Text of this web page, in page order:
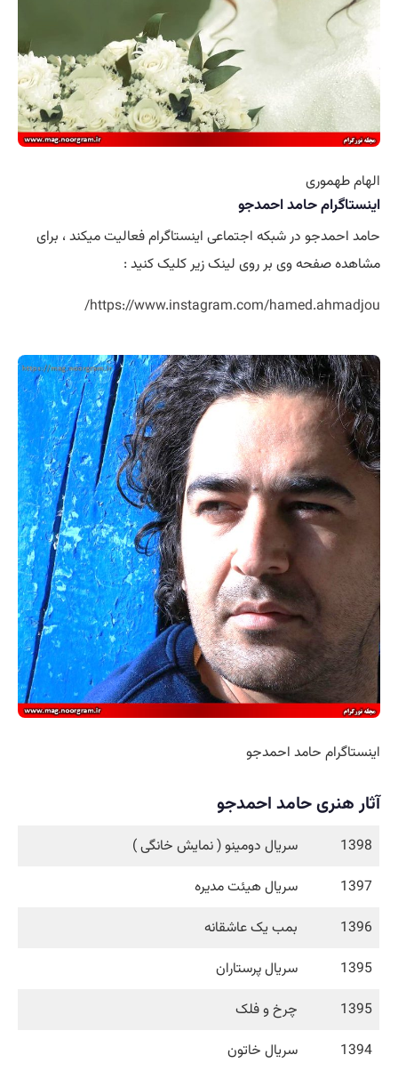
الهام طهموری
اینستاگرام حامد احمدجو
حامد احمدجو در شبکه اجتماعی اینستاگرام فعالیت میکند ، برای
مشاهده صفحه وی بر روی لینک زیر کلیک کنید :
https://www.instagram.com/hamed.ahmadjou/
اینستاگرام حامد احمدجو
آثار هنری حامد احمدجو
1398
سریال دومینو ( نمایش خانگی )
1397
سریال هیئت مدیره
1396
بمب یک عاشقانه
1395
سریال پرستاران
1395
چرخ و فلک
1394
سریال خاتون